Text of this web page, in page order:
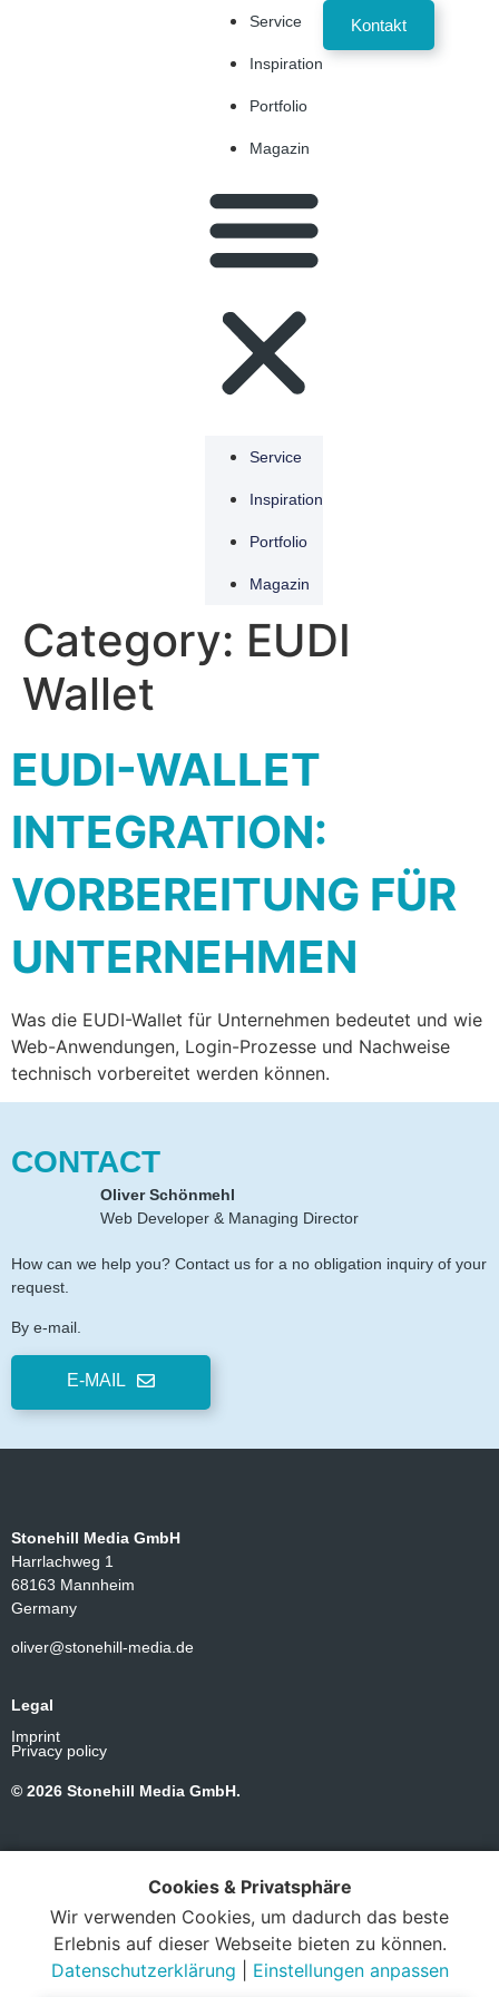
Service
Inspiration
Portfolio
Magazin
Service
Inspiration
Portfolio
Magazin
Kontakt
Category: EUDI
Wallet
EUDI-WALLET
INTEGRATION:
VORBEREITUNG FÜR
UNTERNEHMEN
Was die EUDI-Wallet für Unternehmen bedeutet und wie
Web-Anwendungen, Login-Prozesse und Nachweise
technisch vorbereitet werden können.
CONTACT
Oliver Schönmehl
Web Developer & Managing Director
How can we help you? Contact us for a no obligation inquiry of your
request.
By e-mail.
E-MAIL
Stonehill Media GmbH
Harrlachweg 1
68163 Mannheim
Germany
oliver@stonehill-media.de
Legal
Imprint
Privacy policy
© 2026 Stonehill Media GmbH.
Cookies & Privatsphäre
Wir verwenden Cookies, um dadurch das beste
Erlebnis auf dieser Webseite bieten zu können.
Datenschutzerklärung
Einstellungen anpassen